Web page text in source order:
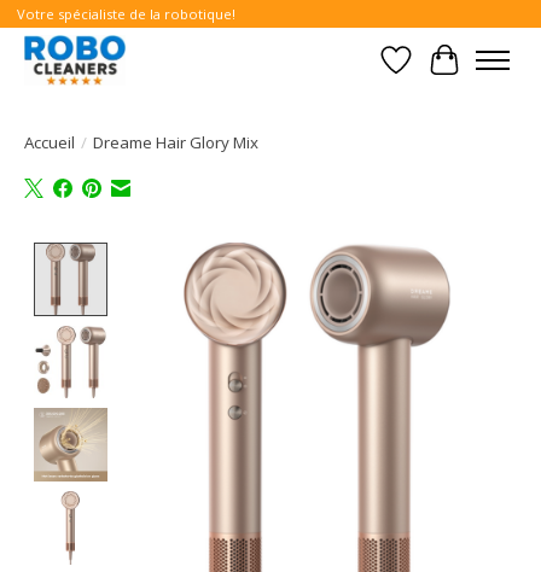
Votre spécialiste de la robotique!
Liste dePanier
Accueil / Dreame Hair Glory Mix
Product image slideshow Items